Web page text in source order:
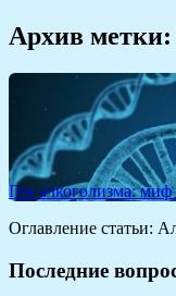
Архив метки:
Ген алкоголизма: миф
Оглавление статьи:
Последние